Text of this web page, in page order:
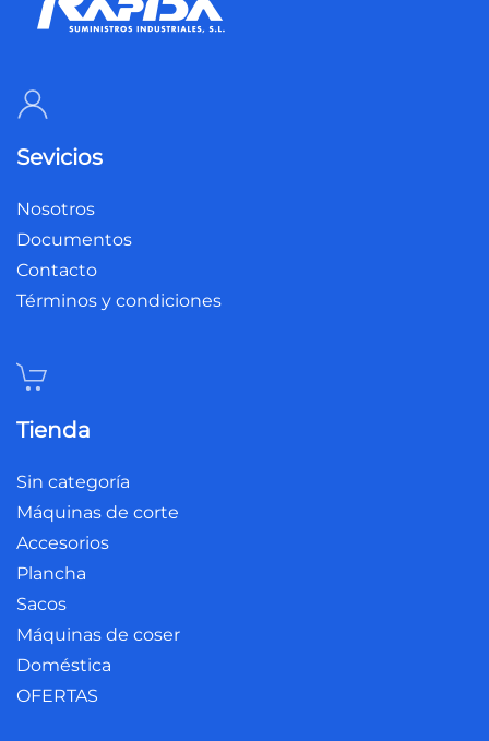
Sevicios
Nosotros
Documentos
Contacto
Términos y condiciones
Tienda
Sin categoría
Máquinas de corte
Accesorios
Plancha
Sacos
Máquinas de coser
Doméstica
OFERTAS